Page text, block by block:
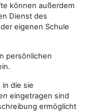
können außerdem
Dienst des
eigenen Schule
persönlichen
die sie
eingetragen sind
ermöglicht